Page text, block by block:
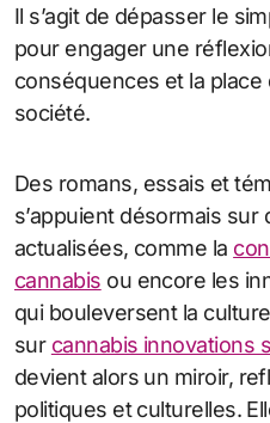
Il s’agit de dépasser le
pour engager une
conséquences et la
société.
Des romans, essais et
s’appuient désormais
actualisées, comme la
cannabis ou encore les
qui bouleversent la
sur cannabis innovations
devient alors un miroir,
politiques et culturelles.